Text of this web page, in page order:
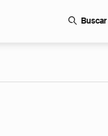
Buscar